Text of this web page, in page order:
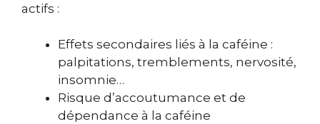
actifs :
Effets secondaires liés à la caféine :
palpitations, tremblements, nervosité,
insomnie…
Risque d’accoutumance et de
dépendance à la caféine